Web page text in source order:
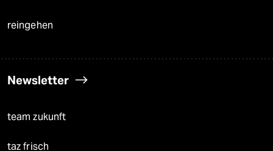
reingehen
Newsletter
team zukunft
taz frisch